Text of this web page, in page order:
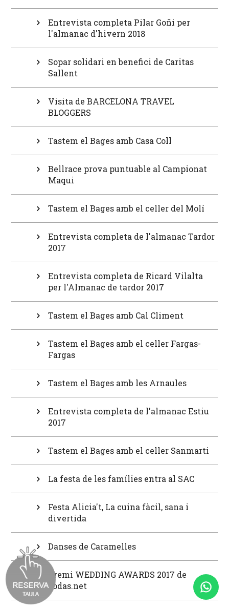
Entrevista completa Pilar Goñi per
l'almanac d'hivern 2018
Sopar solidari en benefici de Caritas
Sallent
Visita de BARCELONA TRAVEL
BLOGGERS
Tastem el Bages amb Casa Coll
Bellrace prova puntuable al Campionat
Maqui
Tastem el Bages amb el celler del Molí
Entrevista completa de l'almanac Tardor
2017
Entrevista completa de Ricard Vilalta
per l'Almanac de tardor 2017
Tastem el Bages amb Cal Climent
Tastem el Bages amb el celler Fargas-
Fargas
Tastem el Bages amb les Arnaules
Entrevista completa de l'almanac Estiu
2017
Tastem el Bages amb el celler Sanmarti
La festa de les famílies entra al SAC
Festa Alicia't, La cuina fàcil, sana i
divertida
Danses de Caramelles
Premi WEDDING AWARDS 2017 de
bodas.net